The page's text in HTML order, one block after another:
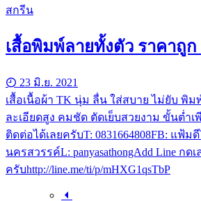
สกรีน
เสื้อพิมพ์ลายทั้งตัว ราคาถู
23 มิ.ย. 2021
เสื้อเนื้อผ้า TK นุ่ม ลื่น ใส่สบาย ไม่ยับ พิ
ละเอียดสูง คมชัด ตัดเย็บสวยงาม ขั้นต่ำเ
ติดต่อได้เลยครับT: 0831664808FB: แฟ้ม
นครสวรรค์L: panyasathongAdd Line กดเ
ครับhttp://line.me/ti/p/mHXG1qsTbP